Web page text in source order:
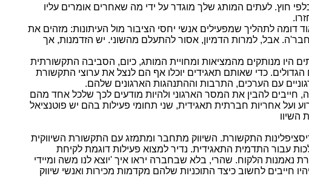
חוץ. לעתים המותג שלך מוגדר על ידי מה שאחרים אומרים עליו
לתהליך שמפעילים אנשי יחסי הציבור מול העיתונות: מזהים את
אבל, למרות הדמיון, אסור להתעלם מהשוני. יש הזדמנות, אך
היו מנותקים מהמציאות ומחויית המותג, כיום, הסביבה התקשורתית
כדי שאותם תאגידים יוכלו אף הם לנצל את ערוצי התקשורת
עם הערכים, התרבות וההתנהגות הארגונים שלהם.
חייבים להבין את המסר הארגוני ולהיות מודעים לכך שלכל אחד מהם
אחריות חברתית תאגידית, שני תחומי פעילות בהם יש פוטנציאל
השיוו
התקשורת. השיווק מתחבר ומתמזג עם התקשורת השיווקית
עבור התדמית התאגידית. נדיר למצוא פעילות דוגמת לקיחת
הלקוח. שהרי, בלא שבחברה יראו איך 'יוצא לנו משה ומיידי
חייבים לחשוב כיצד התוכניות שלהם מקדמות מכירות ואנשי שיווק